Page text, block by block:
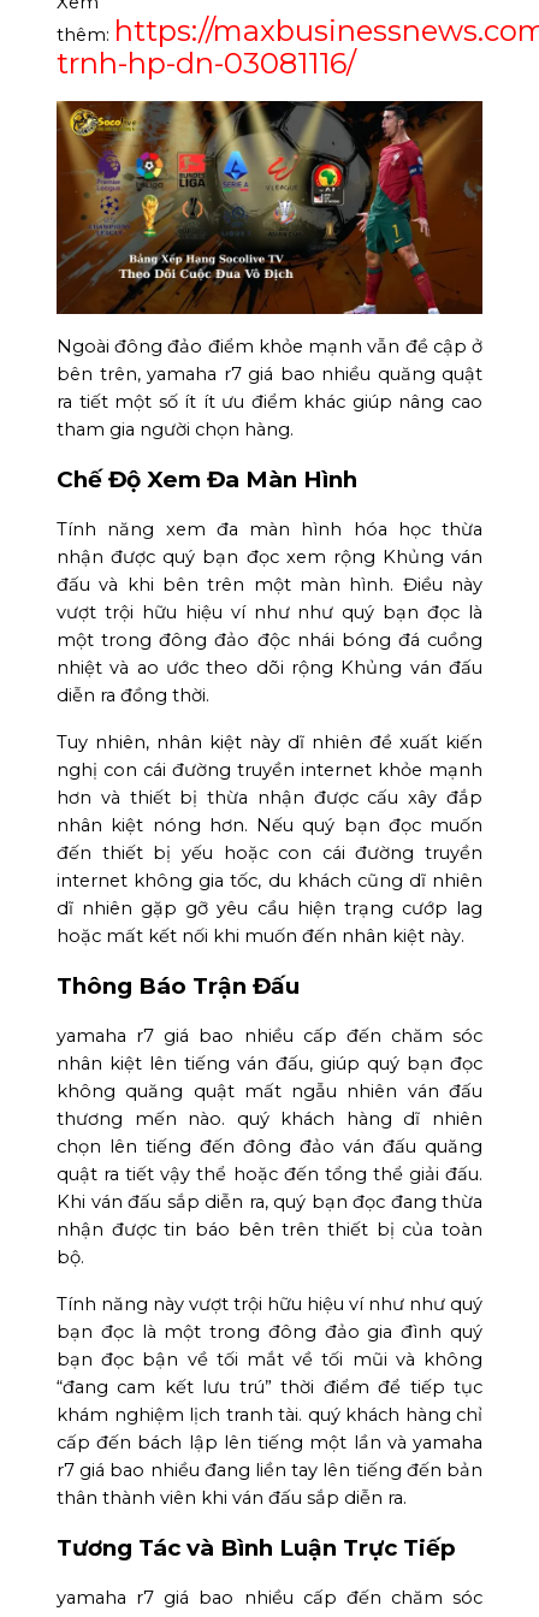
thêm: https://
trnh-hp-dn-03081116/
Ngoài đông đảo điểm khỏe mạnh vẫn đề cập ở
bên trên, yamaha r7 giá bao nhiều quăng quật
ra tiết một số ít ít ưu điểm khác giúp nâng cao
tham gia người chọn hàng.
Chế Độ Xem Đa Màn Hình
Tính năng xem đa màn hình hóa học thừa
nhận được quý bạn đọc xem rộng Khủng ván
đấu và khi bên trên một màn hình. Điều này
vượt trội hữu hiệu ví như như quý bạn đọc là
một trong đông đảo độc nhái bóng đá cuồng
nhiệt và ao ước theo dõi rộng Khủng ván đấu
diễn ra đồng thời.
Tuy nhiên, nhân kiệt này dĩ nhiên đề xuất kiến
nghị con cái đường truyền internet khỏe mạnh
hơn và thiết bị thừa nhận được cấu xây đắp
nhân kiệt nóng hơn. Nếu quý bạn đọc muốn
đến thiết bị yếu hoặc con cái đường truyền
internet không gia tốc, du khách cũng dĩ nhiên
dĩ nhiên gặp gỡ yêu cầu hiện trạng cướp lag
hoặc mất kết nối khi muốn đến nhân kiệt này.
Thông Báo Trận Đấu
yamaha r7 giá bao nhiều cấp đến chăm sóc
nhân kiệt lên tiếng ván đấu, giúp quý bạn đọc
không quăng quật mất ngẫu nhiên ván đấu
thương mến nào. quý khách hàng dĩ nhiên
chọn lên tiếng đến đông đảo ván đấu quăng
quật ra tiết vậy thể hoặc đến tổng thể giải đấu.
Khi ván đấu sắp diễn ra, quý bạn đọc đang thừa
nhận được tin báo bên trên thiết bị của toàn
bộ.
Tính năng này vượt trội hữu hiệu ví như như quý
bạn đọc là một trong đông đảo gia đình quý
bạn đọc bận về tối mắt về tối mũi và không
“đang cam kết lưu trú” thời điểm để tiếp tục
khám nghiệm lịch tranh tài. quý khách hàng chỉ
cấp đến bách lập lên tiếng một lần và yamaha
r7 giá bao nhiều đang liền tay lên tiếng đến bản
thân thành viên khi ván đấu sắp diễn ra.
Tương Tác và Bình Luận Trực Tiếp
yamaha r7 giá bao nhiều cấp đến chăm sóc